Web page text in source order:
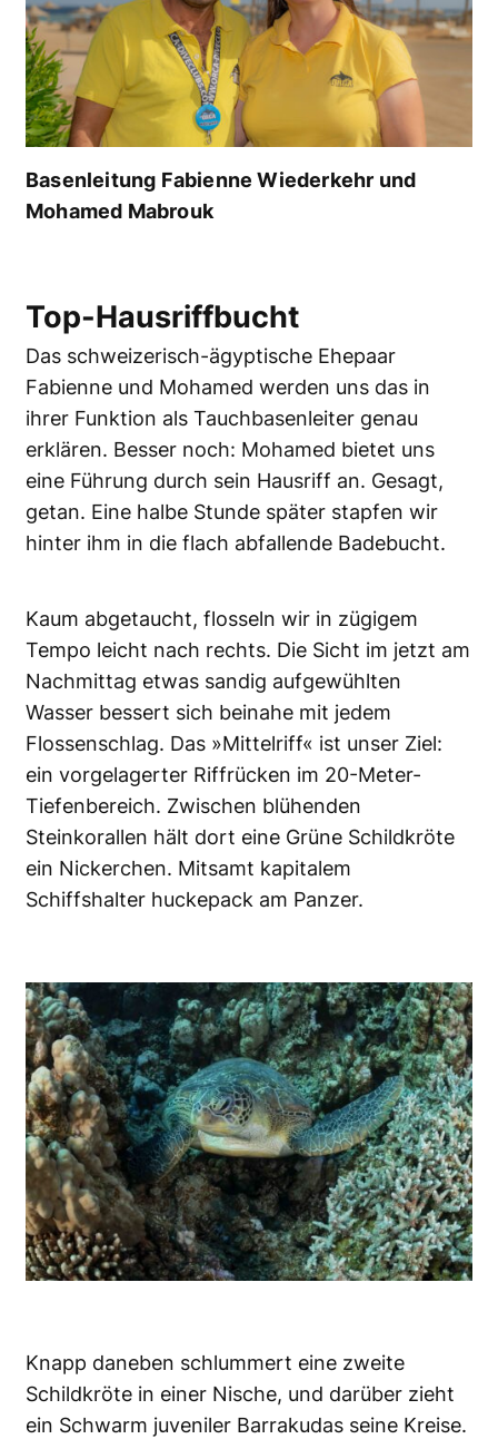
Basenleitung Fabienne Wiederkehr und
Mohamed Mabrouk
Top-Hausriffbucht
Das schweizerisch-ägyptische Ehepaar
Fabienne und Mohamed werden uns das in
ihrer Funktion als Tauchbasenleiter genau
erklären. Besser noch: Mohamed bietet uns
eine Führung durch sein Hausriff an. Gesagt,
getan. Eine halbe Stunde später stapfen wir
hinter ihm in die flach abfallende Badebucht.
Kaum abgetaucht, flosseln wir in zügigem
Tempo leicht nach rechts. Die Sicht im jetzt am
Nachmittag etwas sandig aufgewühlten
Wasser bessert sich beinahe mit jedem
Flossenschlag. Das »Mittelriff« ist unser Ziel:
ein vorgelagerter Riffrücken im 20-Meter-
Tiefenbereich. Zwischen blühenden
Steinkorallen hält dort eine Grüne Schildkröte
ein Nickerchen. Mitsamt kapitalem
Schiffshalter huckepack am Panzer.
Knapp daneben schlummert eine zweite
Schildkröte in einer Nische, und darüber zieht
ein Schwarm juveniler Barrakudas seine Kreise.